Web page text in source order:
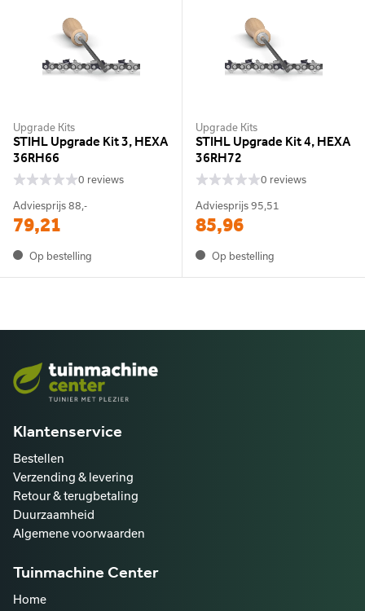
Upgrade Kits
STIHL Upgrade Kit 3, HEXA
36RH66
0 reviews
Adviesprijs 88,-
79,21
Op bestelling
Upgrade Kits
STIHL Upgrade Kit 4, HEXA
36RH72
0 reviews
Adviesprijs 95,51
85,96
Op bestelling
Klantenservice
Bestellen
Verzending & levering
Retour & terugbetaling
Duurzaamheid
Algemene voorwaarden
Tuinmachine Center
Home